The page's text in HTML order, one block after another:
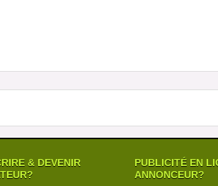
& DEVENIR
PUBLICITÉ EN
ANNONCEUR?